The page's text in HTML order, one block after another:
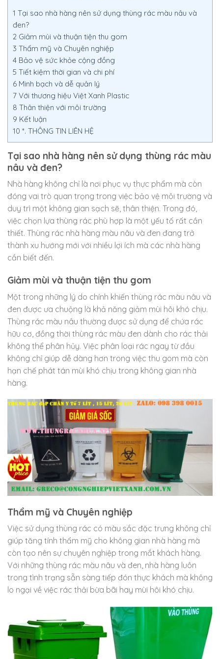
1 Tại sao nhà hàng nên sử dụng thùng rác màu nâu và
đen?
2 Giảm mùi và thuận tiện thu gom
3 Thẩm mỹ và Chuyên nghiệp
4 Bảo vệ sức khỏe cộng đồng
5 Tiết kiệm thời gian và chi phí
6 Minh bạch và dễ quản lý
7 Với thương hiệu Việt Xanh Plastic
8 Thân thiện với môi trường
9 Kết luận
10 *. THÔNG TIN LIÊN HỆ
Tại sao nhà hàng nên sử dụng thùng rác màu
nâu và đen?
Nhà hàng không chỉ là nơi phục vụ thực phẩm mà còn
đóng vai trò quan trọng trong việc bảo vệ môi trường và
duy trì một không gian sạch sẽ, thân thiện. Trong đó,
việc chọn lựa thùng rác phù hợp là một yếu tố rất cần
thiết. Thùng rác nhà hàng màu nâu và đen đang trở
thành xu hướng mới với nhiều lợi ích mà các nhà hàng
cần biết đến.
Giảm mùi và thuận tiện thu gom
Một trong những lý do chính khiến thùng rác màu nâu và
đen được ưa chuộng là khả năng giảm mùi hôi khó chịu.
Thùng rác màu nâu thường được sử dụng để chứa rác
hữu cơ, đồng thời thùng rác màu đen dành cho rác thải
không thể phân hủy. Việc phân loại rác ngay từ đầu
không chỉ giúp dễ dàng hơn trong việc thu gom mà còn
hạn chế phát tán mùi khó chịu trong không gian nhà
hàng.
Thẩm mỹ và Chuyên nghiệp
Việc sử dụng thùng rác có màu sắc đặc trưng không chỉ
giúp tăng tính thẩm mỹ cho không gian nhà hàng mà
còn tạo nên sự chuyên nghiệp trong mắt khách hàng.
Với những thùng rác màu nâu và đen, nhà hàng luôn
trong tình trạng sẵn sàng tiếp đón thực khách mà không
lo ngại về việc rác thải bừa bãi hay mùi hôi khó chịu.